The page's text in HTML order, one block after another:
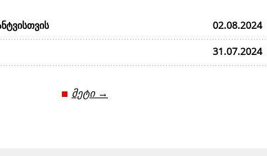
02.08.2024
31.07.2024
მეტი →